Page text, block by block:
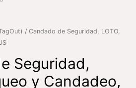
/ Candado de Seguridad, LOTO,
Seguridad,
y Candadeo,